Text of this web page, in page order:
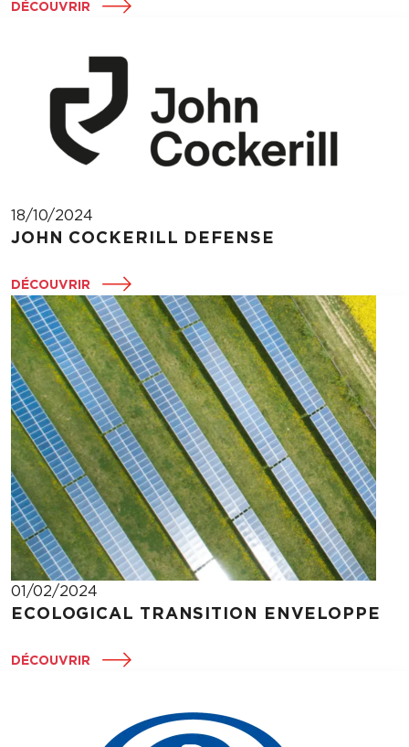
DÉCOUVRIR
18/10/2024
JOHN COCKERILL DEFENSE
DÉCOUVRIR
01/02/2024
ECOLOGICAL TRANSITION ENVELOPPE
DÉCOUVRIR